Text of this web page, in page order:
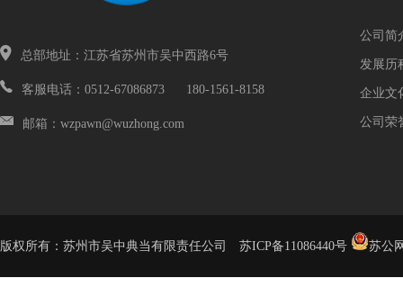
总部地址：江苏省苏州市吴中西路6号
客服电话：0512-67086873 180-1561-8158
邮箱：wzpawn@wuzhong.com
公司简
发展历
企业文
公司荣
版权所有：苏州市吴中典当有限责任公司 苏ICP备11086440号 苏公